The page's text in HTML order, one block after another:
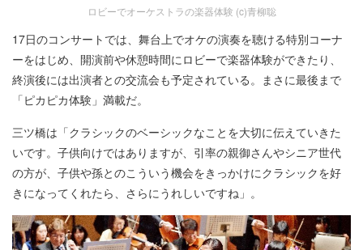
ロビーでオーケストラの楽器体験 (c)青柳聡
17日のコンサートでは、舞台上でオケの演奏を聴ける特別コーナ
ーをはじめ、開演前や休憩時間にロビーで楽器体験ができたり、
終演後には出演者との交流会も予定されている。まさに最後まで
「ピカピカ体験」満載だ。
三ツ橋は「クラシックのベーシックなことを大切に伝えていきた
いです。子供向けではありますが、引率の親御さんやシニア世代
の方が、子供や孫とのこういう機会をきっかけにクラシックを好
きになってくれたら、さらにうれしいですね」。